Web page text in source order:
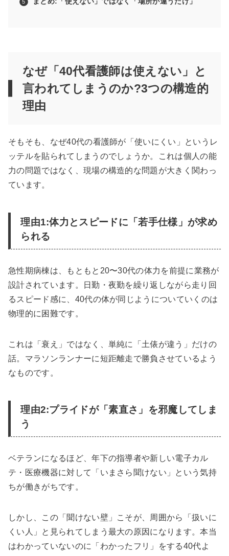
なぜ「40代看護師は使えない」と
言われてしまうのか?3つの構造的
理由
そもそも、なぜ40代の看護師が「使いにくい」というレ
ッテルを貼られてしまうのでしょうか。これは個人の能
力の問題ではなく、現場の構造的な問題が大きく関わっ
ています。
理由1:体力とスピードに「若手仕様」が求め
られる
急性期病棟は、もともと20〜30代の体力を前提に業務が
設計されています。日勤・夜勤を繰り返しながら走り回
るスピード感に、40代の体が同じようについていくのは
物理的に困難です。
これは「衰え」ではなく、単純に「土俵が違う」だけの
話。マラソンランナーに短距離走で勝負させているよう
なものです。
理由2:プライドが「素直さ」を邪魔してしま
う
ベテランになるほど、年下の指導者や新しい電子カル
テ・医療機器に対して「いまさら聞けない」という気持
ちが働きがちです。
しかし、この「聞けない壁」こそが、周囲から「扱いに
くい人」と見られてしまう最大の原因になります。本当
はわかっていないのに「わかったフリ」をする40代よ